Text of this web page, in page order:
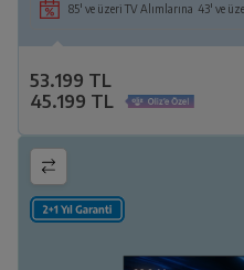
85' ve üzeri TV Alımlarına 43' ve
53.199 TL
45.199 TL